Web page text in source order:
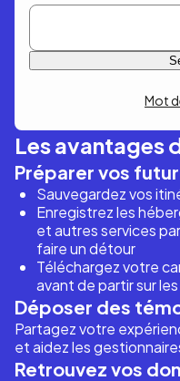
Mot
Les avantages
Préparer vos
Sauvegardez vos
Enregistrez les
et autres services
faire un détour
Téléchargez votre
avant de partir sur
Déposer des
Partagez votre
et aidez les
Retrouvez vos